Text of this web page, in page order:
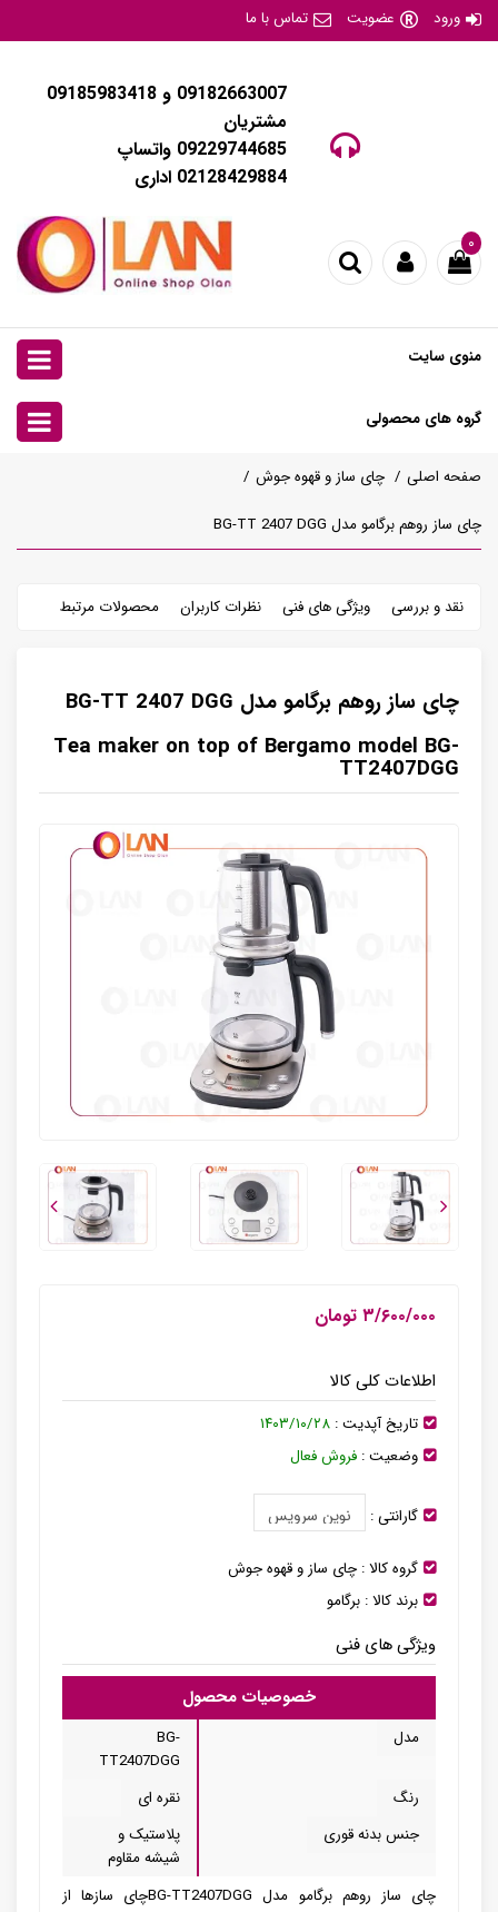
ورود عضویت تماس با ما
09182663007 و 09185983418
مشتریان
09229744685 واتساپ
02128429884 اداری
۰
منوی سایت
گروه های محصولی
صفحه اصلی چای ساز و قهوه جوش
چای ساز روهم برگامو مدل BG-TT 2407 DGG
نقد و بررسی ویژگی های فنی نظرات کاربران محصولات مرتبط
چای ساز روهم برگامو مدل BG-TT 2407 DGG
Tea maker on top of Bergamo model BG-
TT2407DGG
۳/۶۰۰/۰۰۰ تومان
اطلاعات کلی کالا
تاریخ آپدیت : ۱۴۰۳/۱۰/۲۸
وضعیت : فروش فعال
گارانتی :
گروه کالا : چای ساز و قهوه جوش
برند کالا : برگامو
ویژگی های فنی
خصوصیات محصول
مدل
BG-
TT2407DGG
رنگ
نقره ای
جنس بدنه قوری
پلاستیک و
شیشه مقاوم
چای ساز روهم برگامو مدل BG-TT2407DGGچای سازها از